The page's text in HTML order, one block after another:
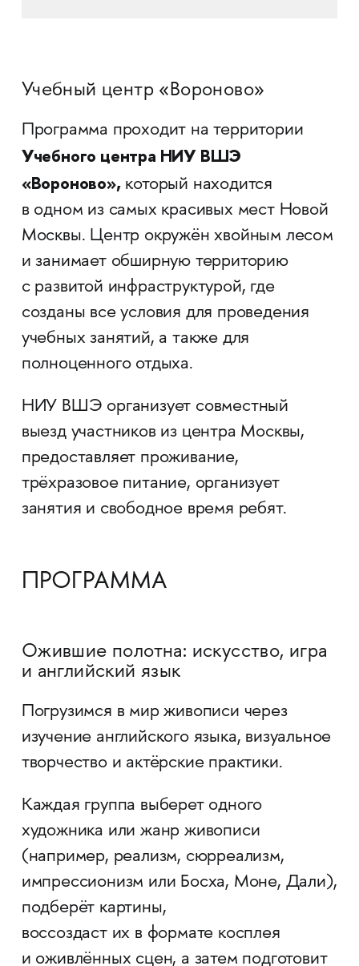
Учебный центр «Вороново»
Программа проходит на территории
Учебного центра НИУ ВШЭ
«Вороново»,который находится
в одном из самых красивых мест Новой
Москвы. Центр окружён хвойным лесом
и занимает обширную территорию
с развитой инфраструктурой, где
созданы все условия для проведения
учебных занятий, а также для
полноценного отдыха.
НИУ ВШЭ организует совместный
выезд участников из центра Москвы,
предоставляет проживание,
трёхразовое питание, организует
занятия и свободное время ребят.
ПРОГРАММА
Ожившие полотна: искусство, игра
и английский язык
Погрузимся в мир живописи через
изучение английского языка, визуальное
творчество и актёрские практики.
Каждая группа выберет одного
художника или жанр живописи
(например, реализм, сюрреализм,
импрессионизм или Босха, Моне, Дали),
подберёт картины,
воссоздаст их в формате косплея
и оживлённых сцен, а затем подготовит